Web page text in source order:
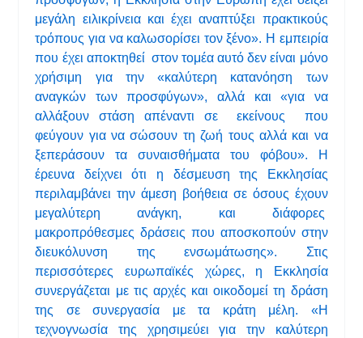
μεγάλη ειλικρίνεια και έχει αναπτύξει πρακτικούς
τρόπους για να καλωσορίσει τον ξένο». Η εμπειρία
που έχει αποκτηθεί στον τομέα αυτό δεν είναι μόνο
χρήσιμη για την «καλύτερη κατανόηση των
αναγκών των προσφύγων», αλλά και «για να
αλλάξουν στάση απέναντι σε εκείνους που
φεύγουν για να σώσουν τη ζωή τους αλλά και να
ξεπεράσουν τα συναισθήματα του φόβου». Η
έρευνα δείχνει ότι η δέσμευση της Εκκλησίας
περιλαμβάνει την άμεση βοήθεια σε όσους έχουν
μεγαλύτερη ανάγκη, και διάφορες
μακροπρόθεσμες δράσεις που αποσκοπούν στην
διευκόλυνση της ενσωμάτωσης». Στις
περισσότερες ευρωπαϊκές χώρες, η Εκκλησία
συνεργάζεται με τις αρχές και οικοδομεί τη δράση
της σε συνεργασία με τα κράτη μέλη. «Η
τεχνογνωσία της χρησιμεύει για την καλύτερη